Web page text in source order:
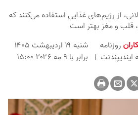
از رژیم‌های غذایی استفاده می‌کنند که
قلب و مغز بهتر است
روزنامه
ایندیپندنت
شنبه ۱۹ اردیبهشت ۱۴۰۵
برابر با ۹ مه ۲۰۲۶ ۱۵:۰۰